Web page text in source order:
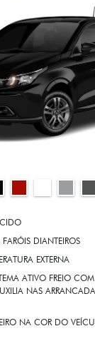
DIANTEIROS
EXTERNA
ATIVO FREIO
NAS
NA COR DO